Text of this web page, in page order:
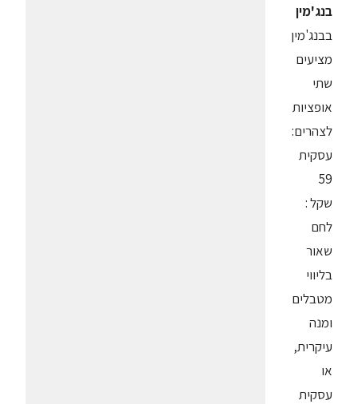
בנג'מין
בבנג'מין
מציעים
שתי
אופציות
לצהרים:
עסקית
59
שקל :
לחם
שאור
בליווי
מטבלים
ומנה
עיקרית,
או
עסקית